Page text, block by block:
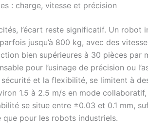
: charge, vitesse et précision
l’écart reste significatif. Un robot
jusqu’à 800 kg, avec des
bien supérieures à 30 pièces par
pour l’usinage de précision ou
et la flexibilité, se limitent à
1.5 à 2.5 m/s en mode
se situe entre ±0.03 et 0.1 mm,
que pour les robots industriels.